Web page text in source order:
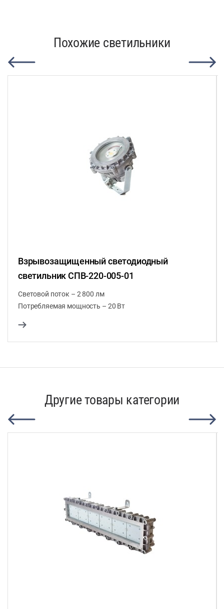
Похожие светильники
Взрывозащищенный светодиодный
светильник СПВ-220-005-01
Световой поток – 2 800 лм
Потребляемая мощность – 20 Вт
Другие товары категории